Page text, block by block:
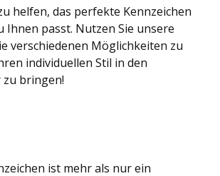
helfen, das perfekte Kennzeichen
Ihnen passt. Nutzen Sie unsere
verschiedenen Möglichkeiten zu
individuellen Stil in den
bringen!
ist mehr als nur ein